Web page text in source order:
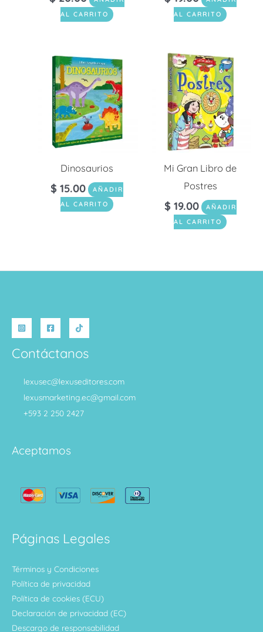
AL CARRITO
AL CARRITO
Dinosaurios
$ 15.00
AÑADIR
AL CARRITO
Mi Gran Libro de
Postres
$ 19.00
AÑADIR
AL CARRITO
Contáctanos
lexusec@lexuseditores.com
lexusmarketing.ec@gmail.com
+593 2 250 2427
Aceptamos
Páginas Legales
Términos y Condiciones
Política de privacidad
Política de cookies (ECU)
Declaración de privacidad (EC)
Descargo de responsabilidad